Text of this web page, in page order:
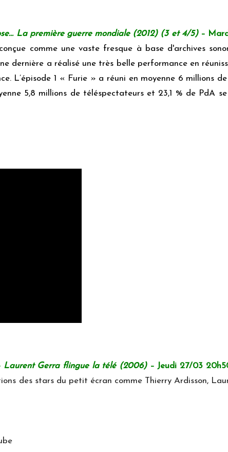
La première guerre mondiale (2012) (3 et 4/5)–
comme une vaste fresque à base d'archives
dernière a réalisé une très belle performance en
L’épisode 1 « Furie » a réuni en moyenne 6 millions
5,8 millions de téléspectateurs et 23,1 % de PdA
Gerra flingue la télé(2006) – Jeudi 27/03
des stars du petit écran comme Thierry Ardisson,